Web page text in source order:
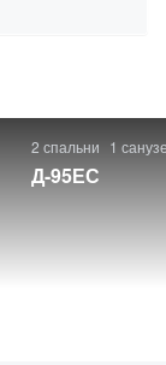
2 спальни 1
Д-95ЕС